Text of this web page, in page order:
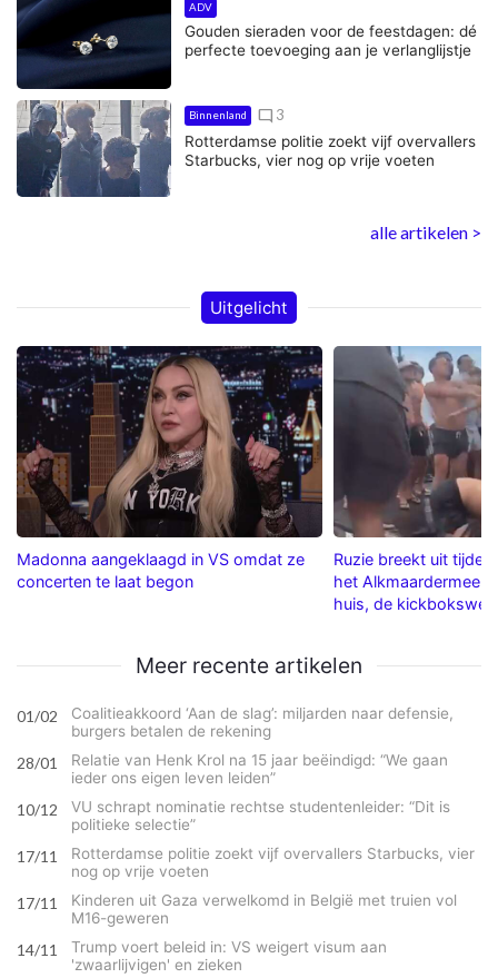
ADV
Gouden sieraden voor de feestdagen: dé
perfecte toevoeging aan je verlanglijstje
Binnenland mode_comment 3
Rotterdamse politie zoekt vijf overvallers
Starbucks, vier nog op vrije voeten
alle artikelen >
Uitgelicht
Madonna aangeklaagd in VS omdat ze
concerten te laat begon
Ruzie breekt uit
het Alkmaardermeer:
huis, de
Meer recente artikelen
01/02
Coalitieakkoord ‘Aan de slag’: miljarden naar defensie,
burgers betalen de rekening
28/01
Relatie van Henk Krol na 15 jaar beëindigd: “We gaan
ieder ons eigen leven leiden”
10/12
VU schrapt nominatie rechtse studentenleider: “Dit is
politieke selectie”
17/11
Rotterdamse politie zoekt vijf overvallers Starbucks, vier
nog op vrije voeten
17/11
Kinderen uit Gaza verwelkomd in België met truien vol
M16-geweren
14/11
Trump voert beleid in: VS weigert visum aan
'zwaarlijvigen' en zieken